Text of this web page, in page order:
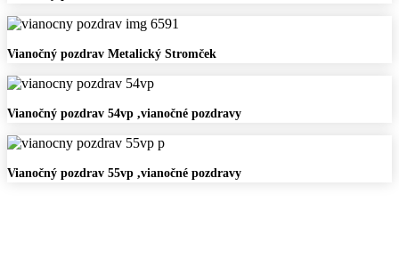
Metalická
Vianočný
Metalický
Vianočný pozdrav Metalický Stromček
Vianočný
54vp
pozdravy
Vianočný pozdrav 54vp ,vianočné pozdravy
Vianočný
Vianočný pozdrav 55vp ,vianočné pozdravy